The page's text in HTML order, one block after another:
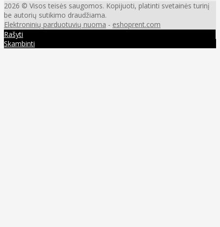
2026 © Visos teisės saugomos. Kopijuoti, platinti svetainės turinį
be autorių sutikimo draudžiama.
Elektroninių parduotuvių nuoma - eshoprent.com
Rašyti
Skambinti